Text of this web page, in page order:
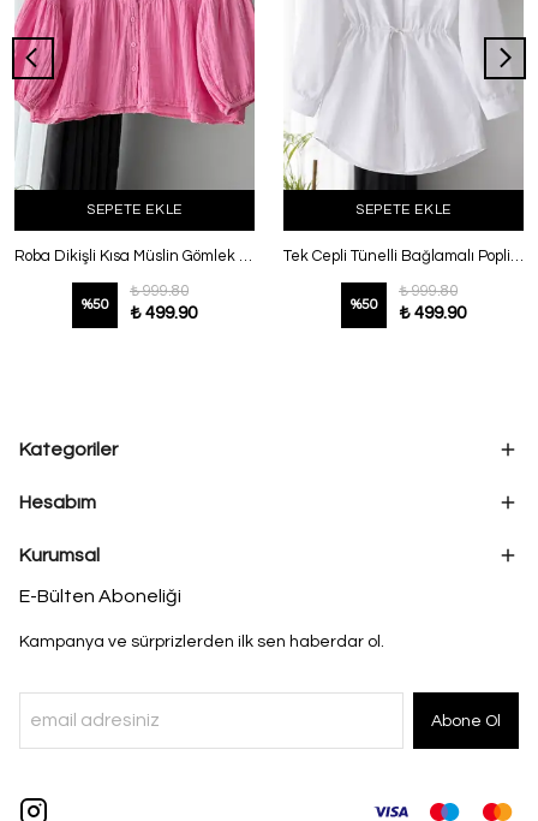
SEPETE EKLE
Roba Dikişli Kısa Müslin Gömlek Pembe
%50
₺ 999.80
₺ 499.90
SEPETE EKLE
Tek Cepli Tünelli Bağlamalı Poplin Gömlek Beyaz
%50
₺ 999.80
₺ 499.90
Kategoriler
Hesabım
Kurumsal
E-Bülten Aboneliği
Kampanya ve sürprizlerden ilk sen haberdar ol.
Abone Ol